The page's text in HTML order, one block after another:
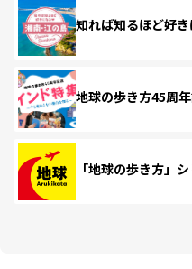
知れば知るほど好
地球の歩き方45周
「地球の歩き方」